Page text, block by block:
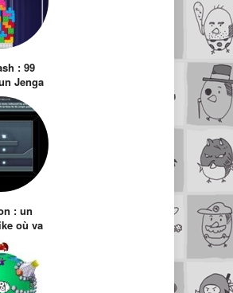
: 99
Jenga
Tetris
: un
où va